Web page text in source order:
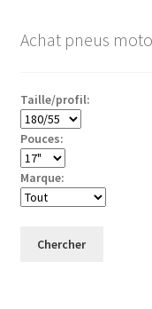
Achat pneus
Taille/profil:
Pouces:
Marque:
Chercher